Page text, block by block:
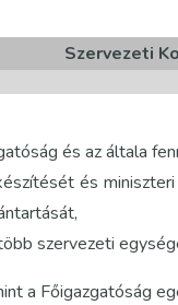
Szervezeti
és az általa
és
szervezeti
a Főigazgatóság